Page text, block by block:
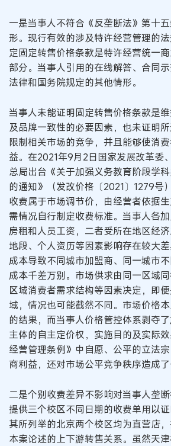
一是当事人不符合《反垄断法》第十
形。现行有效的涉及特许经营管理的
定固定转售价格条款是特许经营统一
部分。当事人引用的在线解答、合同
法律和国务院规定的其他情形。
当事人未能证明固定转售价格条款是
及品牌一致性的必要因素，也未证明
限制相关市场的竞争，并且能够使消
益。在2021年9月2日国家发展改革委
总局出台《关于加强义务教育阶段学
的通知》（发改价格〔2021〕1279号
收费属于市场调节价，由经营者依据
需情况自行制定收费标准。当事人各
房租和人员工资，二者受所在地区经
地段、个人资历等因素影响存在较大
成本导致不同城市加盟商、同一城市
成本千差万别。市场供求由同一区域
区域消费者需求结构等因素决定，即
域，情况也可能截然不同。市场价格
的结果，而当事人价格管控体系剥夺
主体的自主定价权，实施目的及实际
经营管理条例》中自愿、公平的立法
商利益，还对市场公平竞争秩序造成了
二是个别收费差异不影响对当事人垄
提供三个校区不同日期的收费单用以证
其所列举的北京两个校区均为直营店
本案论述的上下游转售关系。虽然天